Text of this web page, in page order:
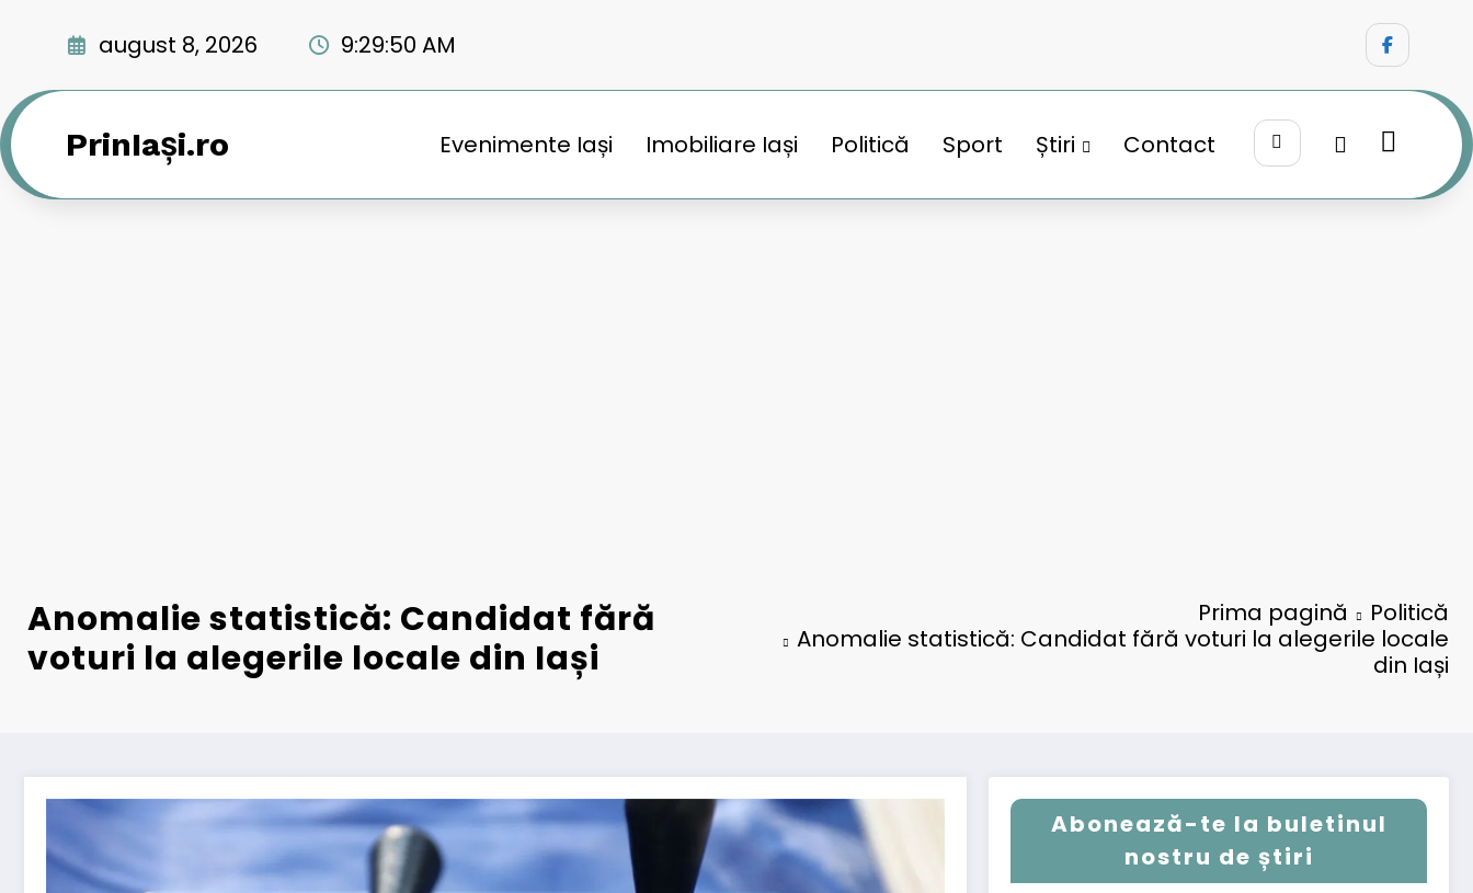
august 8, 2026 9:29:51 AM
PrinIași.ro Evenimente Iași Imobiliare Iași Politică Sport Știri Contact
Anomalie statistică: Candidat fără
voturi la alegerile locale din Iași
Prima pagină
Politică
Anomalie statistică: Candidat fără voturi la alegerile locale
din Iași
Abonează-te la buletinul
nostru de știri